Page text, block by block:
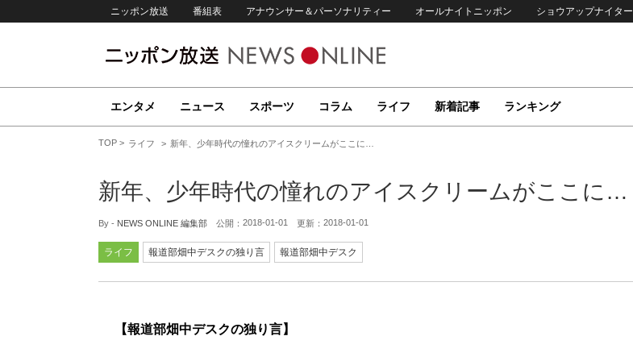
ニッポン放送 番組表 アナウンサー＆パーソナリティー オールナイトニッポン ショウアップナイター
エンタメ ニュース スポーツ コラム ライフ 新着記事 ランキング
TOP ライフ 新年、少年時代の憧れのアイスクリームがここに…
新年、少年時代の憧れのアイスクリームがここに…
By - NEWS ONLINE 編集部 公開： 2018-01-01 更新： 2018-01-01
ライフ 報道部畑中デスクの独り言 報道部畑中デスク
【報道部畑中デスクの独り言】